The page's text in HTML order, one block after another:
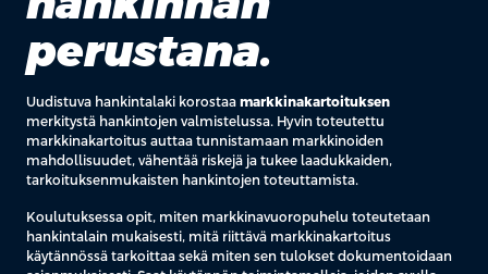
perustana.
Uudistuva hankintalaki korostaa markkinakartoituksen
merkitystä hankintojen valmistelussa. Hyvin toteutettu
markkinakartoitus auttaa tunnistamaan markkinoiden
mahdollisuudet, vähentää riskejä ja tukee laadukkaiden,
tarkoituksenmukaisten hankintojen toteuttamista.
Koulutuksessa opit, miten markkinavuoropuhelu toteutetaan
hankintalain mukaisesti, mitä riittävä markkinakartoitus
käytännössä tarkoittaa sekä miten sen tulokset dokumentoidaan